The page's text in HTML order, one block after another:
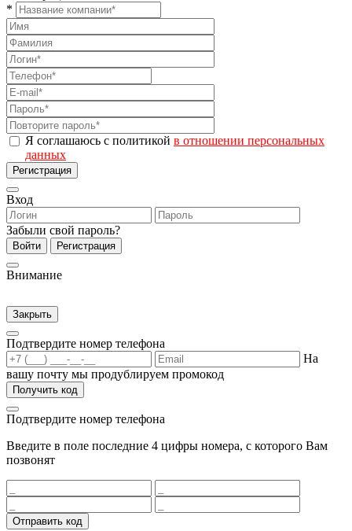
*
Я соглашаюсь с политикой в отношении персональных
данных
Регистрация
Вход
Забыли свой пароль?
Войти Регистрация
Внимание
Закрыть
Подтвердите номер телефона
На
вашу почту мы продублируем промокод
Получить код
Подтвердите номер телефона
Введите в поле последние 4 цифры номера, с которого Вам
позвонят
Отправить код